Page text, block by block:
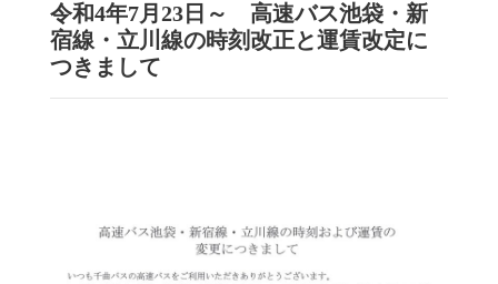
令和4年7月23日～ 高速バス池袋・新
宿線・立川線の時刻改正と運賃改定に
つきまして